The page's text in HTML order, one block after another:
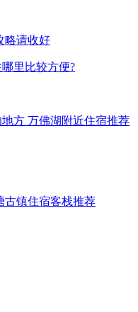
略请收好
里比较方便?
方 万佛湖附近住宿推荐
古镇住宿客栈推荐